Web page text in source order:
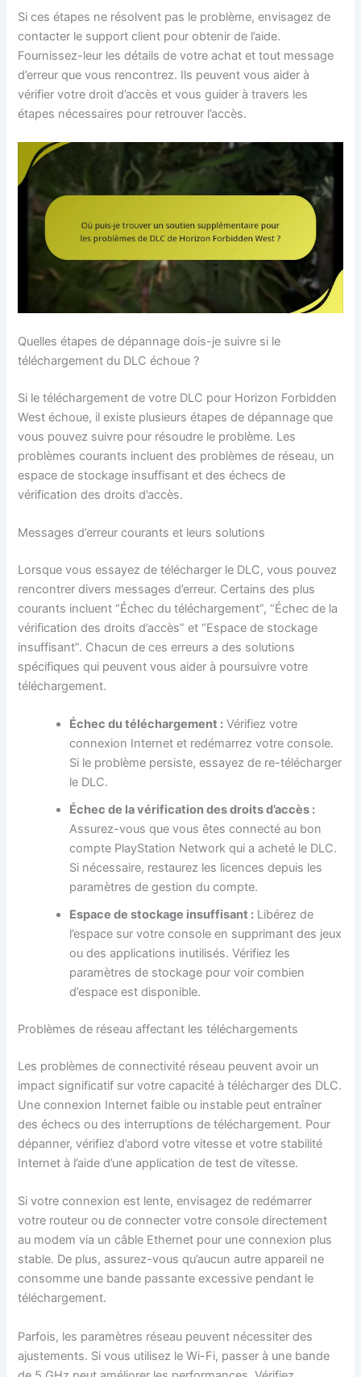
Si ces étapes ne résolvent pas le problème, envisagez de
contacter le support client pour obtenir de l’aide.
Fournissez-leur les détails de votre achat et tout message
d’erreur que vous rencontrez. Ils peuvent vous aider à
vérifier votre droit d’accès et vous guider à travers les
étapes nécessaires pour retrouver l’accès.
Quelles étapes de dépannage dois-je suivre si le
téléchargement du DLC échoue ?
Si le téléchargement de votre DLC pour Horizon Forbidden
West échoue, il existe plusieurs étapes de dépannage que
vous pouvez suivre pour résoudre le problème. Les
problèmes courants incluent des problèmes de réseau, un
espace de stockage insuffisant et des échecs de
vérification des droits d’accès.
Messages d’erreur courants et leurs solutions
Lorsque vous essayez de télécharger le DLC, vous pouvez
rencontrer divers messages d’erreur. Certains des plus
courants incluent “Échec du téléchargement”, “Échec de la
vérification des droits d’accès” et “Espace de stockage
insuffisant”. Chacun de ces erreurs a des solutions
spécifiques qui peuvent vous aider à poursuivre votre
téléchargement.
Échec du téléchargement : Vérifiez votre
connexion Internet et redémarrez votre console.
Si le problème persiste, essayez de re-télécharger
le DLC.
Échec de la vérification des droits d’accès :
Assurez-vous que vous êtes connecté au bon
compte PlayStation Network qui a acheté le DLC.
Si nécessaire, restaurez les licences depuis les
paramètres de gestion du compte.
Espace de stockage insuffisant : Libérez de
l’espace sur votre console en supprimant des jeux
ou des applications inutilisés. Vérifiez les
paramètres de stockage pour voir combien
d’espace est disponible.
Problèmes de réseau affectant les téléchargements
Les problèmes de connectivité réseau peuvent avoir un
impact significatif sur votre capacité à télécharger des DLC.
Une connexion Internet faible ou instable peut entraîner
des échecs ou des interruptions de téléchargement. Pour
dépanner, vérifiez d’abord votre vitesse et votre stabilité
Internet à l’aide d’une application de test de vitesse.
Si votre connexion est lente, envisagez de redémarrer
votre routeur ou de connecter votre console directement
au modem via un câble Ethernet pour une connexion plus
stable. De plus, assurez-vous qu’aucun autre appareil ne
consomme une bande passante excessive pendant le
téléchargement.
Parfois, les paramètres réseau peuvent nécessiter des
ajustements. Si vous utilisez le Wi-Fi, passer à une bande